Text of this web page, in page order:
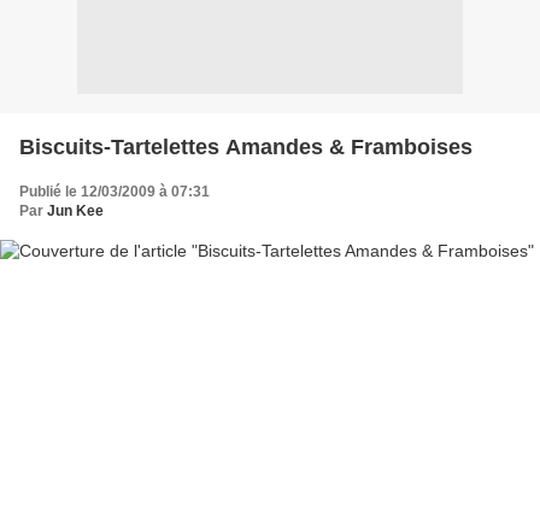
Biscuits-Tartelettes Amandes & Framboises
Publié le 12/03/2009 à 07:31
Par Jun Kee